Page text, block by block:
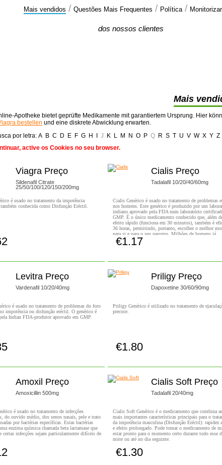
Mais vendidos / Questões Mais Frequentes / Política /
dos nossos clientes
Mais
Apotheke bietet geprüfte Medikamente mit garantiertem Ursprung. Hier
bestellen und eine diskrete Abwicklung erwarten.
por letra: A B C D E F G H J K L M N O P Q R S T U V W X Y Z
active os Cookies no seu browser.
Viagra Preço
Sildenafil Citrate
25/50/100/120/150/200mg
é usado no tratamento da impotência
conhecida como Disfunção Eréctil.
Levitra Preço
Vardenafil 10/20/40mg
é usado no tratamento de problemas do foro
impotência ou disfunção eréctil. O genérico é
Indian FDA-produtor aprovado em GMP.
Amoxil Preço
Amoxicillin 500mg
é usado no tratamento de infecções
do ouvido médio, dos senos nasais, pele e trato
por bactérias específicas. Estas bactérias
enzima química chamada beta lactamase que
certas infecções sejam particularmente difíceis de
Cialis Preço
Tadalafil 10/20/40/60mg
Cialis Genérico é usado no tratamento de problemas
nos homens. Este genérico é produzido por um
indiano aprovado pela FDA num laboratório
GMP. É o único medicamento conhecido que, além
efeito rápido (funciona em 30 minutos), também é
36 horas, permitindo, portanto, escolher o melhor
para si e para o seu parceiro. Milhões de homens já
beneficiaram dos efeitos do Cialis, já que funciona
especialmente bem nos casos ligeiros, moderados ou
€1.17
Priligy Preço
Dapoxetine 30/60/90mg
Priligy Genérico é utilizado no tratamento de
precoce.
€1.80
Cialis Soft Preço
Tadalafil 20/40mg
Cialis Soft Genérico é o medicamento que combina
mais importantes características principais para o
da impotência masculina (Disfunção Eréctil): rapidez
e efeito prolongado. Pode tomar o medicamento de
estar pronto para o momento certo durante todo esse
noite ou até no dia seguinte.
€1.30